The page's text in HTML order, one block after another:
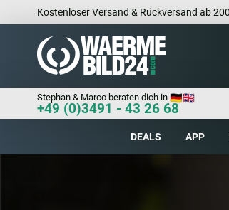
Kostenloser Versand & Rückversand ab
Stephan & Marco beraten dich in
+49 (0)3491 - 43 26 68
DEALS APP